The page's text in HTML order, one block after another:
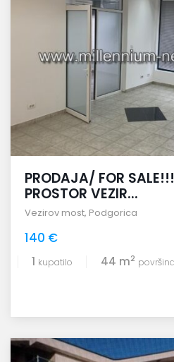
PRODAJA/ FOR
PROSTOR VEZIR...
Vezirov most, Podgorica
140 €
1 kupatilo 44 m2 površina